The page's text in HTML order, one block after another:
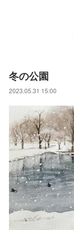
冬の公園
2023.05.31 15:00